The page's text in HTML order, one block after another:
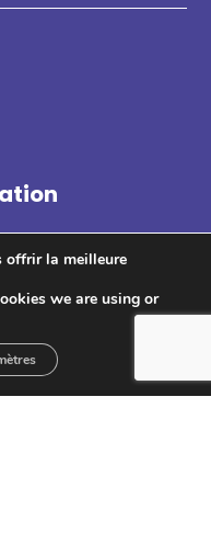
de votre
offrir la meilleure
we are using or